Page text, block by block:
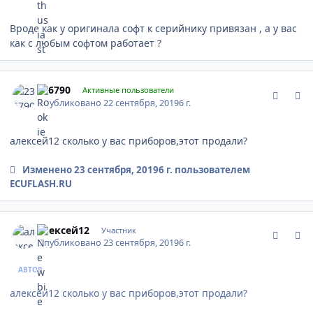
Вроде как у оригинала софт к серийнику привязан , а у вас
как с любым софтом работает ?
236790 Активные пользователи
Опубликовано22 сентября, 20196 г.
алексей12 сколько у вас приборов,этот продали?
Изменено23 сентября, 20196 г. пользователем
ECUFLASH.RU
алексей12 Участник
Опубликовано23 сентября, 20196 г.
АВТОР
алексей12 сколько у вас приборов,этот продали?